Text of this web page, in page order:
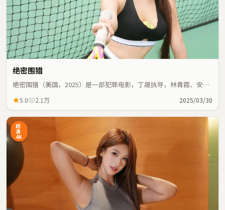
绝密围猎
绝密围猎（美国，2025）是一部犯罪电影，丁晟执导，林青霞、安藤
5.0 2.1万 2025/03/30
超
清
4K